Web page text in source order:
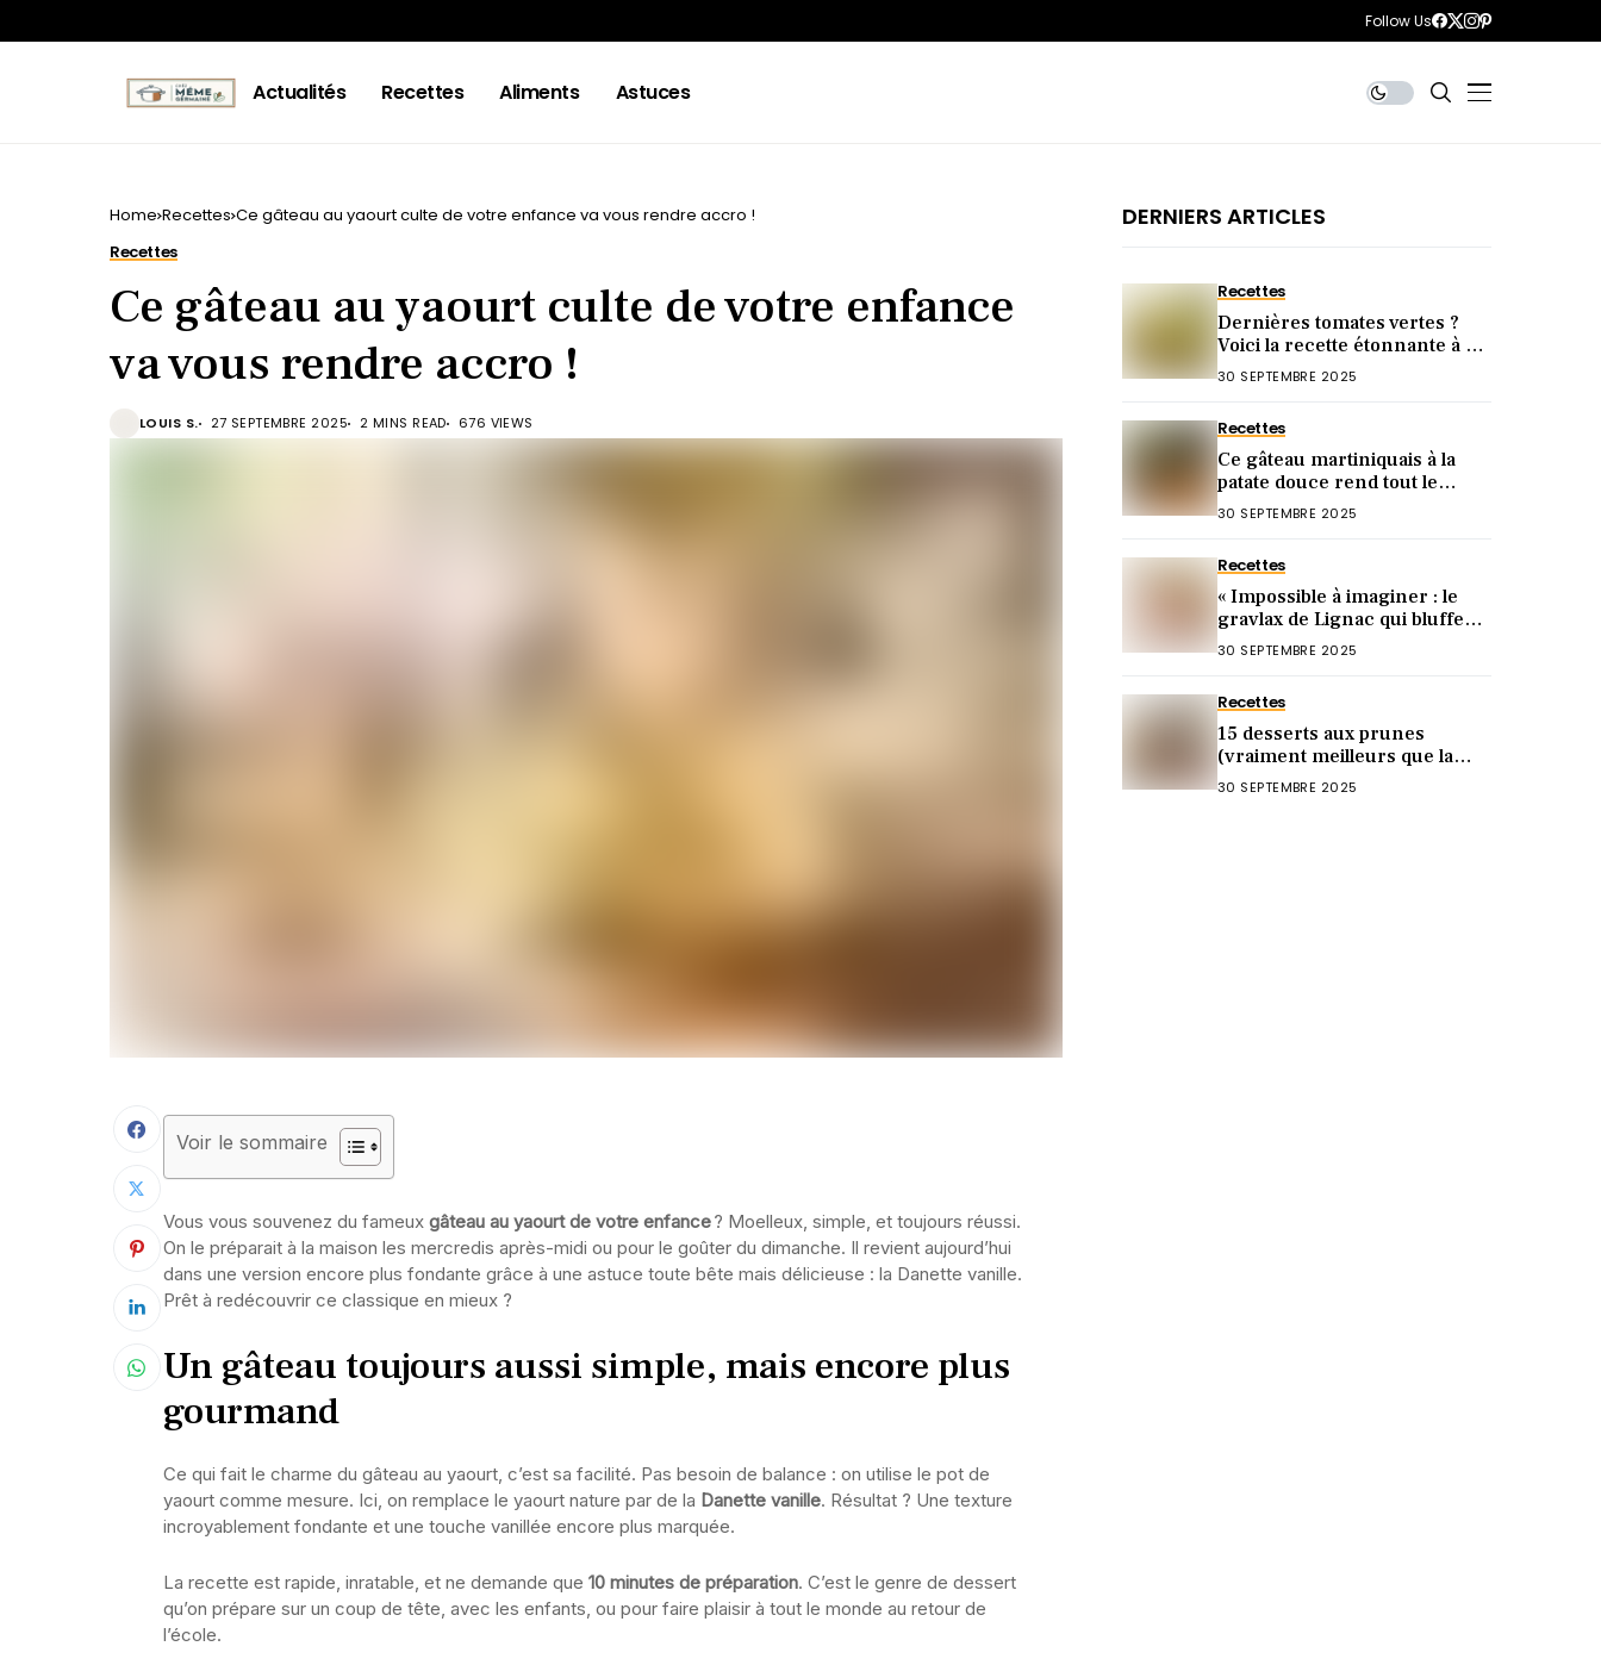
Follow Us
Actualités Recettes Aliments Astuces
Home Recettes Ce gâteau au yaourt culte de votre enfance va vous rendre accro !
Recettes
Ce gâteau au yaourt culte de votre enfance
va vous rendre accro !
LOUIS S. 27 SEPTEMBRE 2025 2 MINS READ 676 VIEWS
Voir le sommaire
Vous vous souvenez du fameux gâteau au yaourt de votre enfance? Moelleux, simple, et toujours réussi.
On le préparait à la maison les mercredis après-midi ou pour le goûter du dimanche. Il revient aujourd’hui
dans une version encore plus fondante grâce à une astuce toute bête mais délicieuse : la Danette vanille.
Prêt à redécouvrir ce classique en mieux ?
Un gâteau toujours aussi simple, mais encore plus
gourmand
Ce qui fait le charme du gâteau au yaourt, c’est sa facilité. Pas besoin de balance : on utilise le pot de
yaourt comme mesure. Ici, on remplace le yaourt nature par de la Danette vanille. Résultat ? Une texture
incroyablement fondante et une touche vanillée encore plus marquée.
La recette est rapide, inratable, et ne demande que 10 minutes de préparation. C’est le genre de dessert
qu’on prépare sur un coup de tête, avec les enfants, ou pour faire plaisir à tout le monde au retour de
l’école.
DERNIERS ARTICLES
Recettes
Dernières tomates vertes ?
Voici la recette étonnante à ne
surtout pas rater !
30 SEPTEMBRE 2025
Recettes
Ce gâteau martiniquais à la
patate douce rend tout le
monde accro (voici pourquoi)
30 SEPTEMBRE 2025
Recettes
« Impossible à imaginer : le
gravlax de Lignac qui bluffe
les invités »
30 SEPTEMBRE 2025
Recettes
15 desserts aux prunes
(vraiment meilleurs que la
tarte aux pommes !)
30 SEPTEMBRE 2025